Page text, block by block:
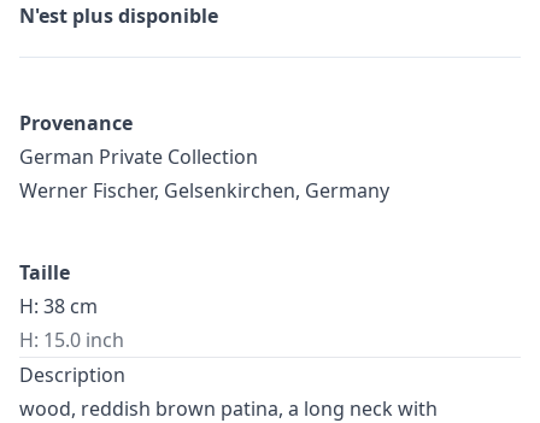
N'est plus disponible
Provenance
German Private Collection
Werner Fischer, Gelsenkirchen, Germany
Taille
H: 38 cm
H: 15.0 inch
Description
wood, reddish brown patina, a long neck with